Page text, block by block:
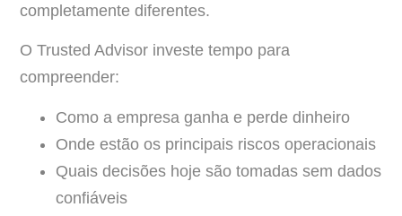
completamente diferentes.
O Trusted Advisor investe tempo para
compreender:
Como a empresa ganha e perde dinheiro
Onde estão os principais riscos operacionais
Quais decisões hoje são tomadas sem dados
confiáveis